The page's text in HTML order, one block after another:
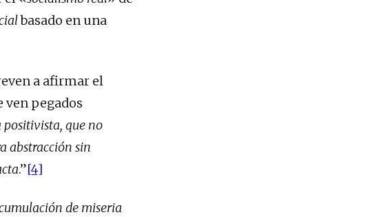
basado en una
a afirmar el
ven pegados
que no
abstracción sin
.”[4]
de miseria